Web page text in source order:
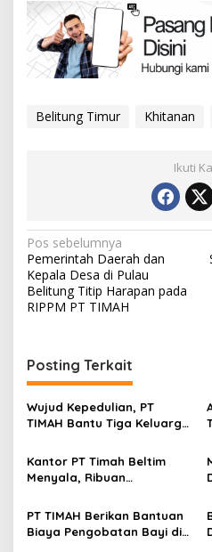
Belitung Timur Khitanan
Ikuti
Navigasi
pos
Pos sebelumnya
Pemerintah Daerah dan
Kepala Desa di Pulau
Belitung Titip Harapan pada
RIPPM PT TIMAH
Posting Terkait
Wujud Kepedulian, PT
TIMAH Bantu Tiga Keluarga
Kantor PT Timah Beltim
Menyala, Ribuan
Pemerintah Jangan Tutup
Mata
PT TIMAH Berikan Bantuan
Biaya Pengobatan Bayi di